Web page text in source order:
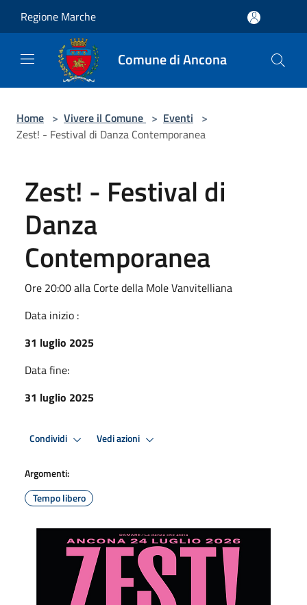
Regione Marche
Comune di Ancona
Home > Vivere il Comune > Eventi >
Zest! - Festival di Danza Contemporanea
Zest! - Festival di
Danza
Contemporanea
Ore 20:00 alla Corte della Mole Vanvitelliana
Data inizio :
31 luglio 2025
Data fine:
31 luglio 2025
Condividi Vedi azioni
Argomenti:
Tempo libero